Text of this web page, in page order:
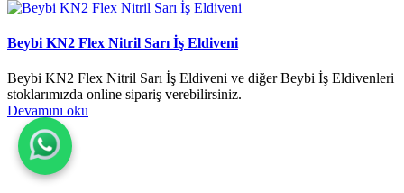
Beybi KN2 Flex Nitril Sarı İş Eldiveni
Beybi KN2 Flex Nitril Sarı İş Eldiveni ve diğer Beybi İş Eldivenleri
stoklarımızda online sipariş verebilirsiniz.
Devamını oku